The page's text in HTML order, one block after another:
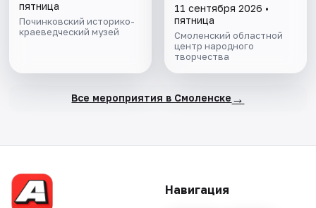
пятница
Починковский историко-
краеведческий музей
11 сентября 2026 •
пятница
Смоленский областной
центр народного
творчества
Все мероприятия в Смоленске →
Навигация